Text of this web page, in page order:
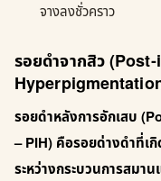
จางลงชั่วคราว
รอยดำจากสิว
รอยดำหลังการอักเสบ
– PIH) คือรอยด่างดำที่เ
ระหว่างกระบวนการสมา